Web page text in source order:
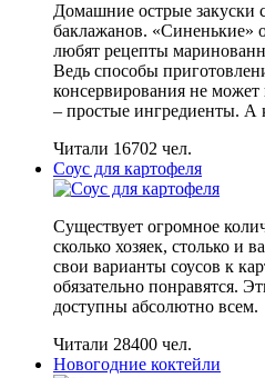
Домашние острые закуски
баклажанов. «Синенькие»
любят рецепты
Ведь способы
консервирования не может
– простые ингредиенты. А
Читали 16702 чел.
Соус для картофеля
Существует огромное
сколько хозяек, столько и
свои варианты соусов к
обязательно понравятся.
доступны абсолютно всем.
Читали 28400 чел.
Новогодние коктейли